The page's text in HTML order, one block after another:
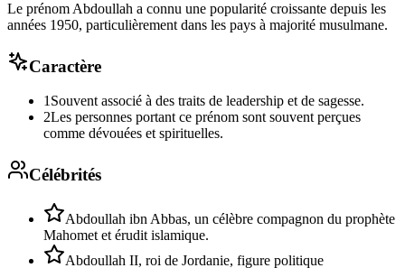
Le prénom Abdoullah a connu une popularité croissante depuis les
années 1950, particulièrement dans les pays à majorité musulmane.
Caractère
1Souvent associé à des traits de leadership et de sagesse.
2Les personnes portant ce prénom sont souvent perçues
comme dévouées et spirituelles.
Célébrités
Abdoullah ibn Abbas, un célèbre compagnon du prophète
Mahomet et érudit islamique.
Abdoullah II, roi de Jordanie, figure politique